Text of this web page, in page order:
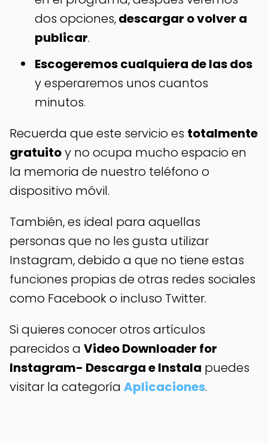
dos opciones,descargar o volver a
publicar.
Escogeremos cualquiera de las dos
y esperaremos unos cuantos
minutos.
Recuerda que este servicio es totalmente
gratuitoy no ocupa mucho espacio en
la memoria de nuestro teléfono o
dispositivo móvil.
También, es ideal para aquellas
personas que no les gusta utilizar
Instagram, debido a que no tiene estas
funciones propias de otras redes sociales
como Facebook o incluso Twitter.
Si quieres conocer otros artículos
parecidos a Video Downloader for
Instagram- Descarga e Instala puedes
visitar la categoría Aplicaciones.